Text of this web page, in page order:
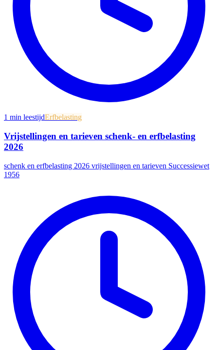
1 min leestijdErfbelasting
Vrijstellingen en tarieven schenk- en erfbelasting
2026
schenk en erfbelasting 2026 vrijstellingen en tarieven Successiewet
1956